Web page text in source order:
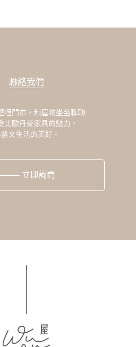
聯絡我們
埕門市，和屋物坐坐聊聊
北歐丹麥家具的魅力，
文生活的美好。
立即詢問